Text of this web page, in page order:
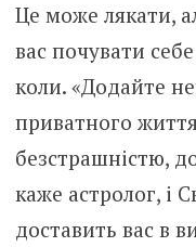
Це може лякати,
вас почувати
коли. «Додайте
приватного
безстрашністю,
каже астролог, і
доставить вас в